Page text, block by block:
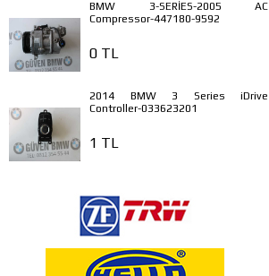
BMW 3-SERİES-2005 AC
Compressor-447180-9592
0 TL
2014 BMW 3 Series iDrive
Controller-033623201
1 TL